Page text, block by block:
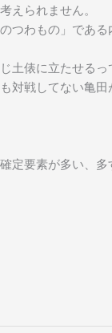
えられません。
つわもの」であ
土俵に立たせる
対戦してない亀
定要素が多い、多